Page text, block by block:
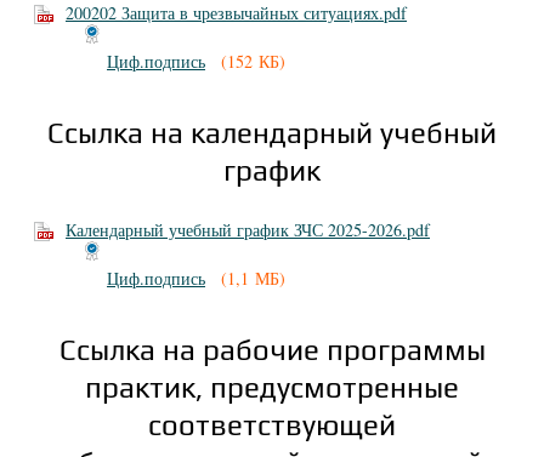
200202 Защита в чрезвычайных ситуациях.pdf
Циф.подпись (152 КБ)
Ссылка на календарный учебный
график
Календарный учебный график ЗЧС 2025-2026.pdf
Циф.подпись (1,1 МБ)
Ссылка на рабочие программы
практик, предусмотренные
соответствующей